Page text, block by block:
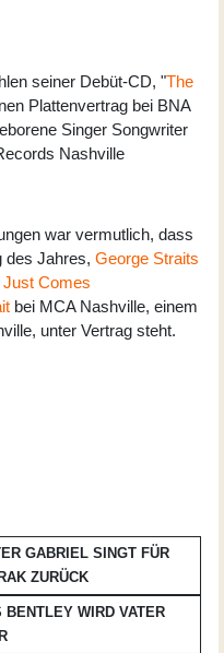
seiner Debüt-CD, "The
Plattenvertrag bei BNA
Singer Songwriter
Nashville
war vermutlich, dass
des Jahres, George Straits
Just Comes
bei MCA Nashville, einem
unter Vertrag steht.
GABRIEL SINGT FÜR
ZURÜCK
BENTLEY WIRD VATER